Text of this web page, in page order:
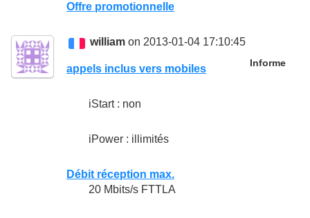
Offre promotionnelle
william on 2013-01-04 17:10:45
Informe
appels inclus vers mobiles
iStart : non
iPower : illimités
Débit réception max.
20 Mbits/s FTTLA